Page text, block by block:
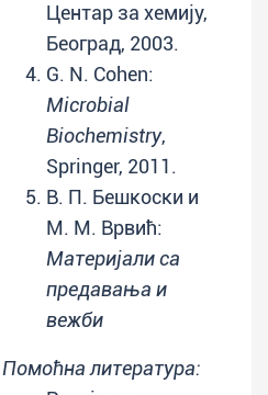
Центар за хемију,
Београд, 2003.
G. N. Cohen:
Microbial
Biochemistry,
Springer, 2011.
В. П. Бешкоски и
М. М. Врвић:
Материјали са
предавања и
вежби
Помоћна литература: